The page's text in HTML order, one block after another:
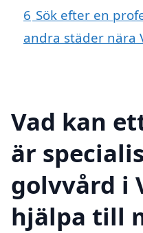
6 Sök efter en
andra städer nära
Vad kan
är
golvvård i
hjälpa till